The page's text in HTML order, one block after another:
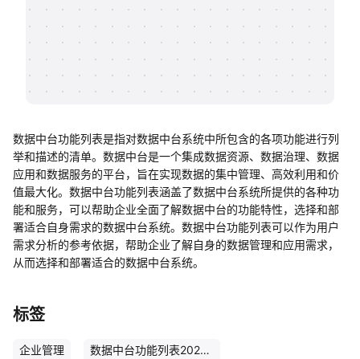
数据中台功能列表是指对数据中台系统中所包含的各项功能进行列
举和描述的清单。数据中台是一个集成数据资源、数据治理、数据
应用和数据服务的平台，旨在实现数据的集中管理、高效利用和价
值最大化。数据中台功能列表涵盖了数据中台系统所提供的各种功
能和服务，可以帮助企业全面了解数据中台的功能特性，选择和部
署适合自身需求的数据中台系统。数据中台功能列表可以作为用户
需求分析的参考依据，帮助企业了解自身的数据管理和应用需求，
从而选择和部署适合的数据中台系统。
标签
企业管理 数据中台功能列表20240403